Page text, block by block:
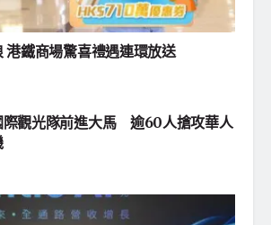
港鐵商場驚喜禮遇連環放送
際觀光隊前進大馬 逾60人搶攻華人